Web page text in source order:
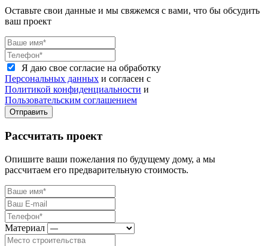
Оставьте свои данные и мы свяжемся с вами, что бы обсудить
ваш проект
Я даю свое согласие на обработку
Персональных данных и согласен с
Политикой конфиденциальности и
Пользовательским соглашением
Отправить
Рассчитать проект
Опишите ваши пожелания по будущему дому, а мы
рассчитаем его предварительную стоимость.
Материал